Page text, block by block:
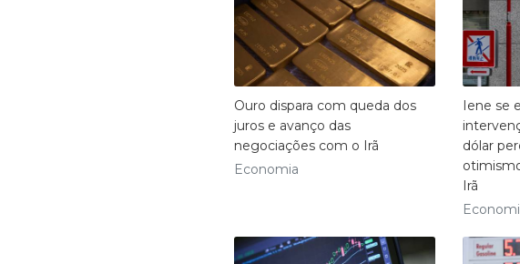
Ouro dispara com queda dos
juros e avanço das
negociações com o Irã
Economia
Iene se
dólar
Irã